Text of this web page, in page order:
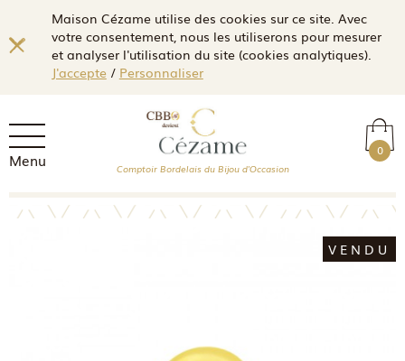
Maison Cézame utilise des cookies sur ce site. Avec
votre consentement, nous les utiliserons pour mesurer
et analyser l'utilisation du site (cookies analytiques).
J'accepte/ Personnaliser
Menu 0
Comptoir Bordelais du Bijou d'Occasion
VENDU